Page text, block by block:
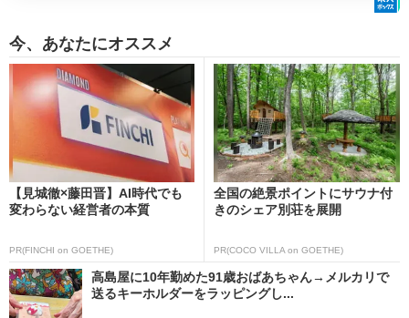
今、あなたにオススメ
【見城徹×藤田晋】AI時代でも
変わらない経営者の本質
PR(FINCHI on GOETHE)
全国の絶景ポイントにサウナ付
きのシェア別荘を展開
PR(COCO VILLA on GOETHE)
高島屋に10年勤めた91歳おばあちゃん→メルカリで
送るキーホルダーをラッピングし...